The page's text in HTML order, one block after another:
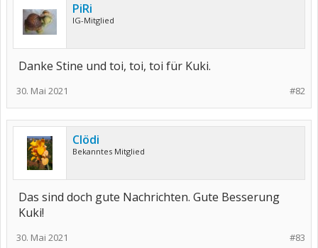
PiRi
IG-Mitglied
Danke Stine und toi, toi, toi für Kuki.
#82
30. Mai 2021
Clödi
Bekanntes Mitglied
Das sind doch gute Nachrichten. Gute Besserung
Kuki!
#83
30. Mai 2021